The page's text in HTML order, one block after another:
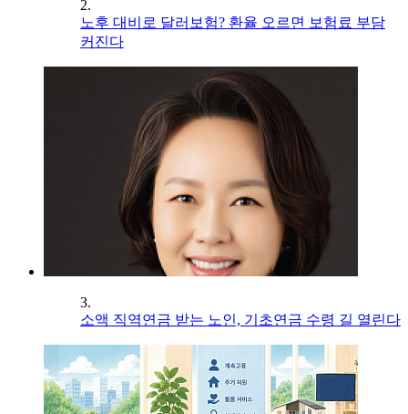
2.
노후 대비로 달러보험? 환율 오르면 보험료 부담
커진다
3.
소액 직역연금 받는 노인, 기초연금 수령 길 열린다